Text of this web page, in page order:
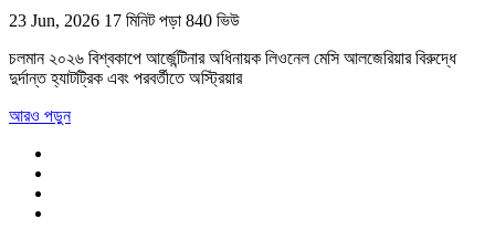
23 Jun, 2026 17 মিনিট পড়া 840 ভিউ
চলমান ২০২৬ বিশ্বকাপে আর্জেন্টিনার অধিনায়ক লিওনেল মেসি আলজেরিয়ার বিরুদ্ধে
দুর্দান্ত হ্যাটট্রিক এবং পরবর্তীতে অস্ট্রিয়ার
আরও পড়ুন